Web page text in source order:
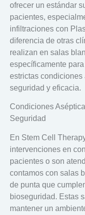
ofrecer un estándar
pacientes,
infiltraciones con
diferencia de otras
realizan en salas
específicamente
estrictas
seguridad y eficacia.
Condiciones
Seguridad
En Stem Cell
intervenciones en
pacientes o son
contamos con salas
de punta que
bioseguridad. Estas
mantener un